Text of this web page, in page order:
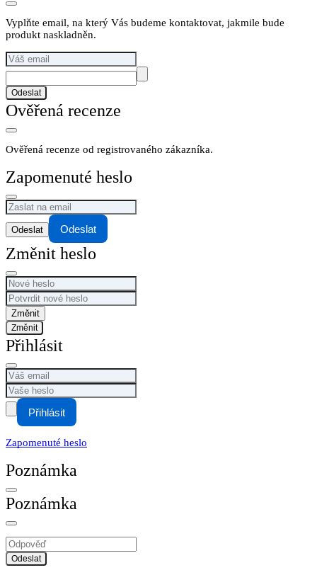
Vyplňte email, na který Vás budeme kontaktovat, jakmile bude
produkt naskladněn.
Odeslat
Ověřená recenze
Ověřená recenze od registrovaného zákazníka.
Zapomenuté heslo
Odeslat
Změnit heslo
Změnit
Přihlásit
Přihlásit
Zapomenuté heslo
Poznámka
Poznámka
Odeslat